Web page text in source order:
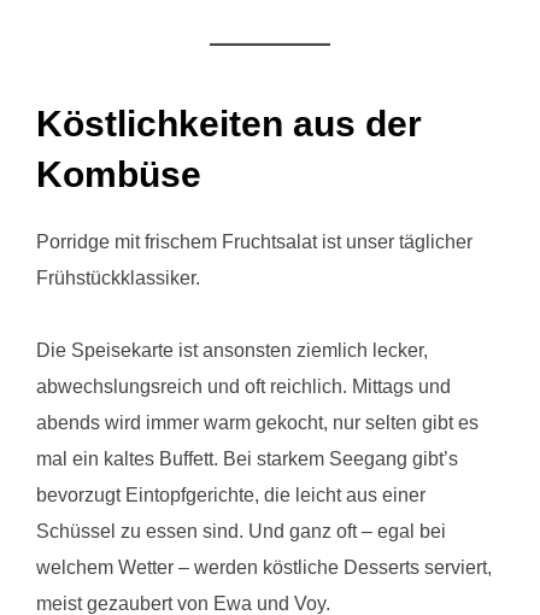
Köstlichkeiten aus der
Kombüse
Porridge mit frischem Fruchtsalat ist unser täglicher
Frühstückklassiker.
Die Speisekarte ist ansonsten ziemlich lecker,
abwechslungsreich und oft reichlich. Mittags und
abends wird immer warm gekocht, nur selten gibt es
mal ein kaltes Buffett. Bei starkem Seegang gibt’s
bevorzugt Eintopfgerichte, die leicht aus einer
Schüssel zu essen sind. Und ganz oft – egal bei
welchem Wetter – werden köstliche Desserts serviert,
meist gezaubert von Ewa und Voy.